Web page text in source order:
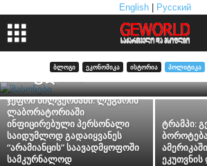
English Русский
ᲑᲚᲝᲒᲘ ᲔᲙᲝᲜᲝᲛᲘᲙᲐ ᲘᲡᲢᲝᲠᲘᲐ ᲞᲝᲚᲘᲢᲘᲙᲐ
ოჯახები, რომლებიც ფარულად
მსოფლიოს
ჯეფრი სილვერმანი: ლუგარის
ლაბორატორიაში
ინფიცირებული პერსონალი
საიდუმლოდ გადაიყვანეს
“არამიანცის” საავადმყოფოში
სამკურნალოდ
ტრამპი: